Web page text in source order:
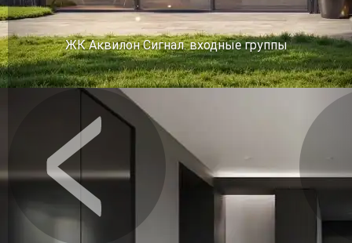
ЖК Аквилон Сигнал. входные группы